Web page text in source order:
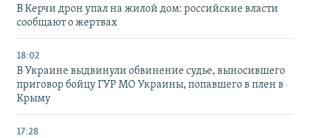
В Керчи дрон упал на жилой дом: российские власти
сообщают о жертвах
18:02
В Украине выдвинули обвинение судье, выносившего
приговор бойцу ГУР МО Украины, попавшего в плен в
Крыму
17:28